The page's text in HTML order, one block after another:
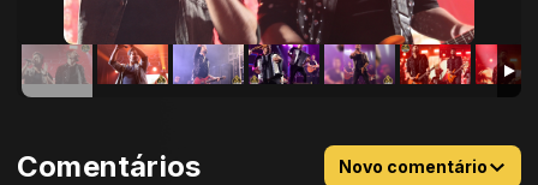
Comentários Novo comentário